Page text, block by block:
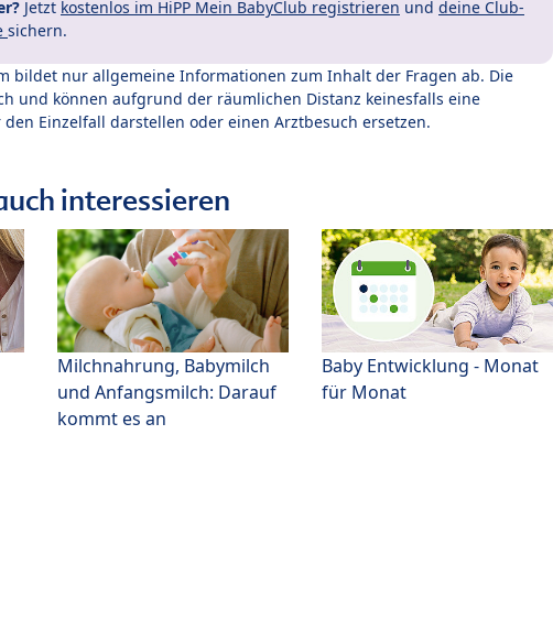
Jetzt kostenlos im HiPP Mein BabyClub registrieren und deine Club-
sichern.
bildet nur allgemeine Informationen zum Inhalt der Fragen ab. Die
und können aufgrund der räumlichen Distanz keinesfalls eine
Einzelfall darstellen oder einen Arztbesuch ersetzen.
interessieren
Milchnahrung, Babymilch
und Anfangsmilch: Darauf
kommt es an
Baby Entwicklung - Monat
für Monat